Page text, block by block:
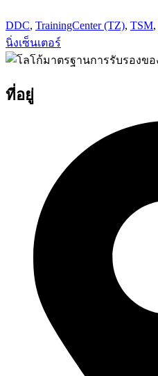
DDC, TrainingCenter (TZ), TSM,
นิ่งเซ็นเตอร์
ที่อยู่